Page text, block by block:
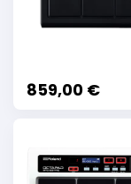
859,00 €